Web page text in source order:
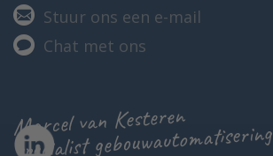
Stuur ons een e-mail
Chat met ons
Marcel van Kesteren
specialist gebouwautomatisering